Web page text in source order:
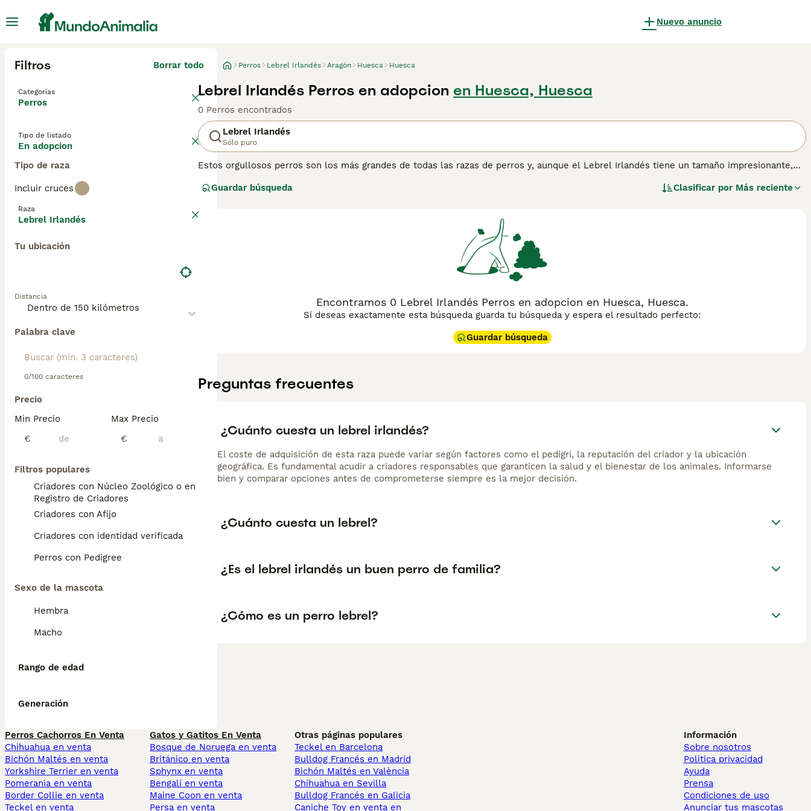
Nuevo anuncio
Filtros Borrar todo
Categorías
Perros
Tipo de listado
En adopcion
Tipo de raza
Incluir cruces
Raza
Lebrel Irlandés
Tu ubicación
Distancia
Palabra clave
0/100 caracteres
Precio
Min Precio
€
Max Precio
€
Filtros populares
Criadores con Núcleo Zoológico o en el
Registro de Criadores
Criadores con Afijo
Criadores con identidad verificada
Perros con Pedigree
Sexo de la mascota
Hembra
Macho
Rango de edad
Generación
Perros Lebrel Irlandés Aragón Huesca Huesca
Lebrel Irlandés Perros en adopcion en Huesca, Huesca
0 Perros encontrados
Lebrel Irlandés
Sólo puro
Estos orgullosos perros son los más grandes de todas las razas de perros y, aunque el Lebrel Irlandés tiene un tamaño impresionante,
relajada y por su velocidad. Aunque el Lebrel Irlandés es grande, son perros perfectamente equilibrados que tienen un pelaje áspero que
para obtener información sobre esta raza de perro.
Guardar búsqueda Clasificar por Más reciente
Encontramos 0 Lebrel Irlandés Perros en adopcion en Huesca, Huesca.
Si deseas exactamente esta búsqueda guarda tu búsqueda y espera el resultado perfecto:
Guardar búsqueda
Preguntas frecuentes
¿Cuánto cuesta un lebrel irlandés?
El coste de adquisición de esta raza puede variar según factores como el pedigrí, la reputación del criador y la ubicación
geográfica. Es fundamental acudir a criadores responsables que garanticen la salud y el bienestar de los animales. Informarse
bien y comparar opciones antes de comprometerse siempre es la mejor decisión.
¿Cuánto cuesta un lebrel?
¿Es el lebrel irlandés un buen perro de familia?
¿Cómo es un perro lebrel?
Perros Cachorros En Venta
Chihuahua en venta
Bichón Maltés en venta
Yorkshire Terrier en venta
Pomerania en venta
Border Collie en venta
Teckel en venta
Gatos y Gatitos En Venta
Bosque de Noruega en venta
Británico en venta
Sphynx en venta
Bengalí en venta
Maine Coon en venta
Persa en venta
Otras páginas populares
Teckel en Barcelona
Bulldog Francés en Madrid
Bichón Maltés en València
Chihuahua en Sevilla
Bulldog Francés en Galicia
Caniche Toy en venta en
Información
Sobre nosotros
Politica privacidad
Ayuda
Prensa
Condiciones de uso
Anunciar tus mascotas